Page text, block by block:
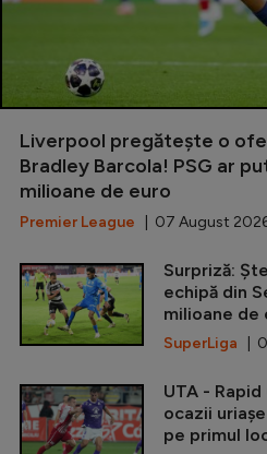
Liverpool pregătește o
Bradley Barcola! PSG ar
milioane de euro
Premier League | 07 August
Surpriză:
echipă din
milioane de
SuperLiga |
UTA -
ocazii
pe primul